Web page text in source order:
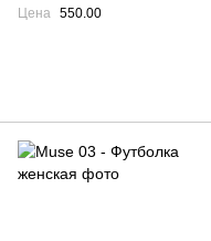
Цена 550.00